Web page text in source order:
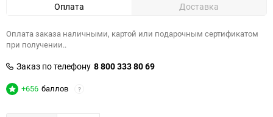
Оплата Доставка
Оплата заказа наличными, картой или подарочным сертификатом
при получении..
Заказ по телефону 8 800 333 80 69
+656 баллов ?